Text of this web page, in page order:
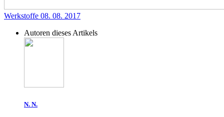
Werkstoffe 08. 08. 2017
Autoren dieses Artikels
N. N.